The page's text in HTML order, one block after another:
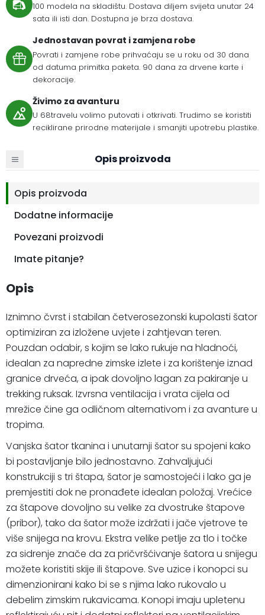
100 modela na skladištu. Dostava diljem svijeta unutar 24
sata ili isti dan. Dostupna je brza dostava.
Jednostavan povrat i zamjena robe
Povrati i zamjene robe prihvaćaju se u roku od 30 dana
od datuma primitka paketa. 90 dana za drvene karte i
dekoracije.
Živimo za avanturu
U 68travelu volimo putovati i otkrivati. Trudimo se koristiti
reciklirane prirodne materijale i smanjiti upotrebu plastike.
Opis proizvoda
Opis proizvoda
Dodatne informacije
Povezani proizvodi
Imate pitanje?
Opis
Iznimno čvrst i stabilan četverosezonski kupolasti šator
optimiziran za izložene uvjete i zahtjevan teren.
Pouzdan odabir, s kojim se lako rukuje na hladnoći,
idealan za napredne zimske izlete i za korištenje iznad
granice drveća, a ipak dovoljno lagan za pakiranje u
trekking ruksak. Izvrsna ventilacija i vrata cijela od
mrežice čine ga odličnom alternativom i za avanture u
tropima.
Vanjska šator tkanina i unutarnji šator su spojeni kako
bi postavljanje bilo jednostavno. Zahvaljujući
konstrukciji s tri štapa, šator je samostojeći i lako ga je
premjestiti dok ne pronađete idealan položaj. Vrećice
za štapove dovoljno su velike za dvostruke štapove
(pribor), tako da šator može izdržati i jače vjetrove te
više snijega na krovu. Ekstra velike petlje za tlo i točke
za sidrenje znače da za pričvršćivanje šatora u snijegu
možete koristiti skije ili štapove. Sve uzice i konopci su
dimenzionirani kako bi se s njima lako rukovalo u
debelim zimskim rukavicama. Konopi imaju upletenu